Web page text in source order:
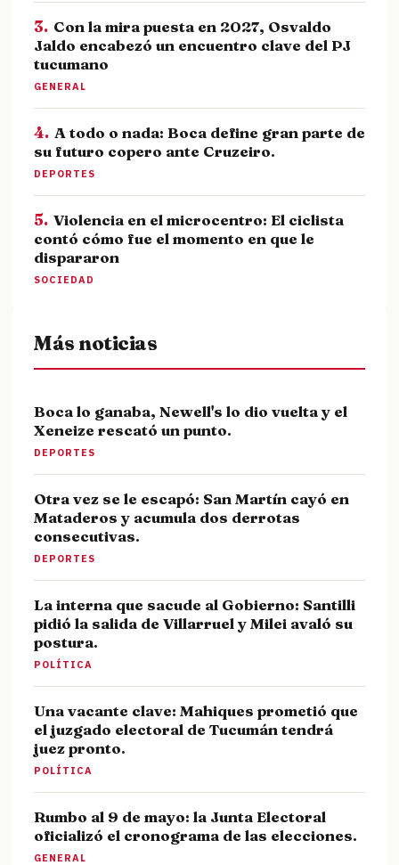
3. Con la mira puesta en 2027, Osvaldo
Jaldo encabezó un encuentro clave del PJ
tucumano
GENERAL
4. A todo o nada: Boca define gran parte de
su futuro copero ante Cruzeiro.
DEPORTES
5. Violencia en el microcentro: El ciclista
contó cómo fue el momento en que le
dispararon
SOCIEDAD
Más noticias
Boca lo ganaba, Newell's lo dio vuelta y el
Xeneize rescató un punto.
DEPORTES
Otra vez se le escapó: San Martín cayó en
Mataderos y acumula dos derrotas
consecutivas.
DEPORTES
La interna que sacude al Gobierno: Santilli
pidió la salida de Villarruel y Milei avaló su
postura.
POLÍTICA
Una vacante clave: Mahiques prometió que
el juzgado electoral de Tucumán tendrá
juez pronto.
POLÍTICA
Rumbo al 9 de mayo: la Junta Electoral
oficializó el cronograma de las elecciones.
GENERAL